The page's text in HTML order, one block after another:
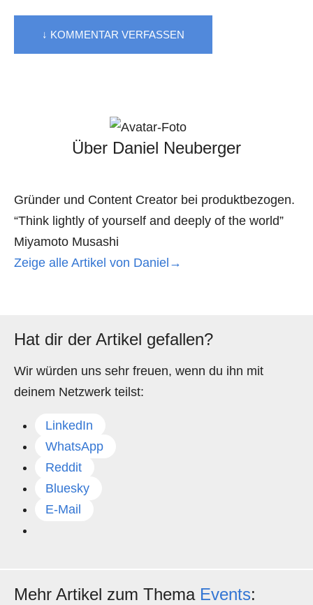
↓ KOMMENTAR VERFASSEN
Über Daniel Neuberger
Gründer und Content Creator bei produktbezogen.
“Think lightly of yourself and deeply of the world”
Miyamoto Musashi
Zeige alle Artikel von Daniel→
Hat dir der Artikel gefallen?
Wir würden uns sehr freuen, wenn du ihn mit
deinem Netzwerk teilst:
LinkedIn
WhatsApp
Reddit
Bluesky
E-Mail
Mehr Artikel zum Thema Events: